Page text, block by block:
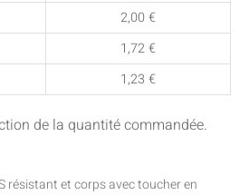
2,00€
1,72€
1,23 €
de la quantité commandée.
résistant et corps avec toucher en